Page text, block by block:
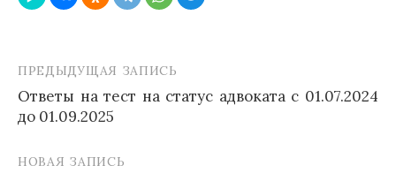
Навигация
по
ПРЕДЫДУЩАЯ ЗАПИСЬ
Ответы на тест на статус адвоката с 01.07.2024
до 01.09.2025
НОВАЯ ЗАПИСЬ